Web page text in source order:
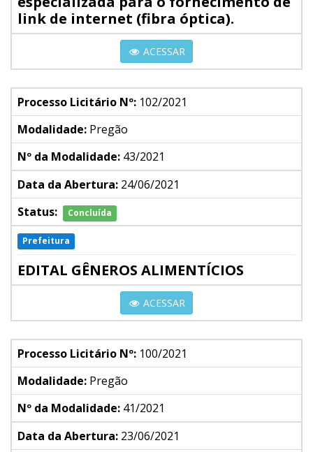
link de internet (fibra óptica).
ACESSAR
Processo Licitário Nº: 102/2021
Modalidade: Pregão
Nº da Modalidade: 43/2021
Data da Abertura: 24/06/2021
Status:
Concluída
Prefeitura
EDITAL GÊNEROS ALIMENTÍCIOS
ACESSAR
Processo Licitário Nº: 100/2021
Modalidade: Pregão
Nº da Modalidade: 41/2021
Data da Abertura: 23/06/2021